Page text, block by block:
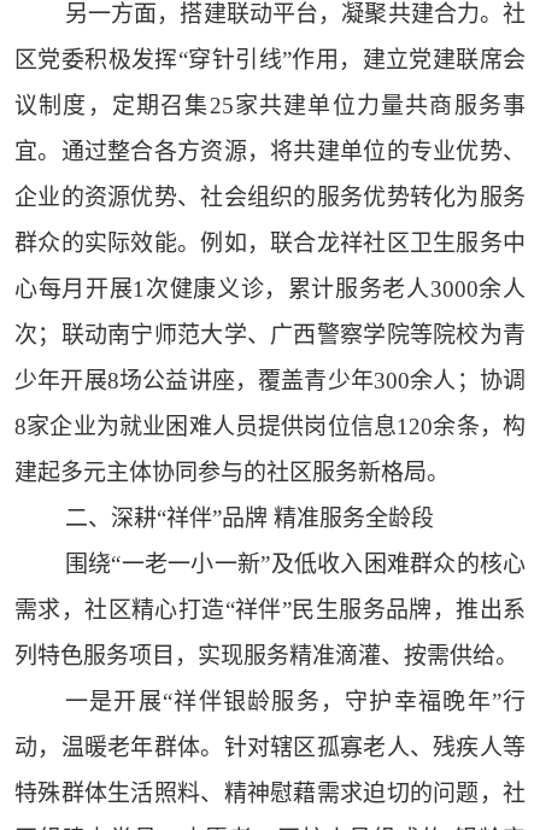
另一方面，搭建联动平台，凝聚共建合力。社
区党委积极发挥“穿针引线”作用，建立党建联席会
议制度，定期召集25家共建单位力量共商服务事
宜。通过整合各方资源，将共建单位的专业优势、
企业的资源优势、社会组织的服务优势转化为服务
群众的实际效能。例如，联合龙祥社区卫生服务中
心每月开展1次健康义诊，累计服务老人3000余人
次；联动南宁师范大学、广西警察学院等院校为青
少年开展8场公益讲座，覆盖青少年300余人；协调
8家企业为就业困难人员提供岗位信息120余条，构
建起多元主体协同参与的社区服务新格局。
二、深耕“祥伴”品牌 精准服务全龄段
围绕“一老一小一新”及低收入困难群众的核心
需求，社区精心打造“祥伴”民生服务品牌，推出系
列特色服务项目，实现服务精准滴灌、按需供给。
一是开展“祥伴银龄服务，守护幸福晚年”行
动，温暖老年群体。针对辖区孤寡老人、残疾人等
特殊群体生活照料、精神慰藉需求迫切的问题，社